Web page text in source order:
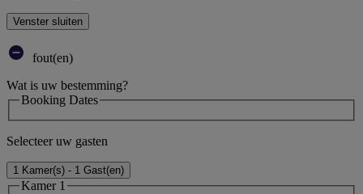
Venster sluiten
fout(en)
Wat is uw bestemming?
Booking Dates
Selecteer uw gasten
1 Kamer(s) - 1 Gast(en)
Kamer 1